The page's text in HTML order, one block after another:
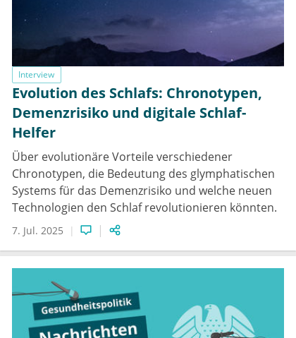
Interview
Evolution des Schlafs: Chronotypen,
Demenzrisiko und digitale Schlaf-
Helfer
Über evolutionäre Vorteile verschiedener
Chronotypen, die Bedeutung des glymphatischen
Systems für das Demenzrisiko und welche neuen
Technologien den Schlaf revolutionieren könnten.
7. Jul. 2025